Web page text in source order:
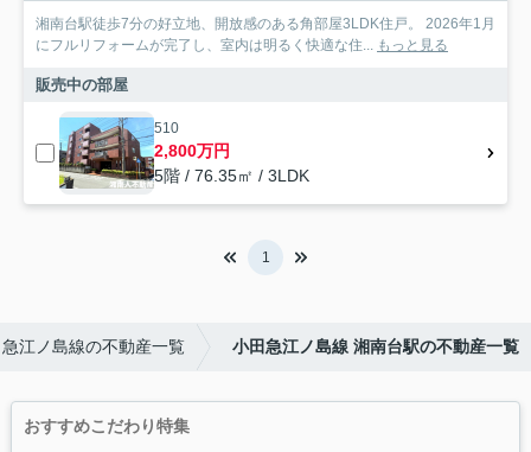
湘南台駅徒歩7分の好立地、開放感のある角部屋3LDK住戸。 2026年1月
にフルリフォームが完了し、室内は明るく快適な住... もっと見る
販売中の部屋
510
2,800万円
5階 / 76.35㎡ / 3LDK
1
江ノ島線の不動産一覧 小田急江ノ島線 湘南台駅の不動産一覧
おすすめこだわり特集